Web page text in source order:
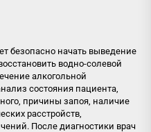
безопасно начать выведение
водно-солевой
алкогольной
состояния пациента,
причины запоя, наличие
расстройств,
После диагностики врач